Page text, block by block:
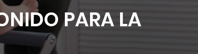
PARA LA